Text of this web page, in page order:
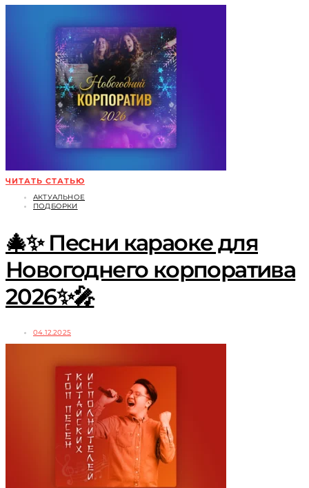
ЧИТАТЬ СТАТЬЮ
АКТУАЛЬНОЕ
ПОДБОРКИ
🎄✨ Песни караоке для
Новогоднего корпоратива
2026✨🎤
04.12.2025